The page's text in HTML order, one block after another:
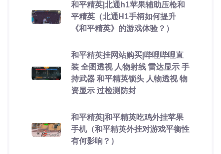
和平精英|北通h1苹果辅助压枪和
平精英（北通H1手柄如何提升
《和平精英》的游戏体验？）
和平精英挂网站购买|哔哩哔哩直
装 全图透视 人物射线 雷达显示 手
持武器 和平精英锁头 人物透视 物
资显示 过检测防封
和平精英|和平精英吃鸡外挂苹果
手机（和平精英外挂对游戏平衡性
有何影响？）